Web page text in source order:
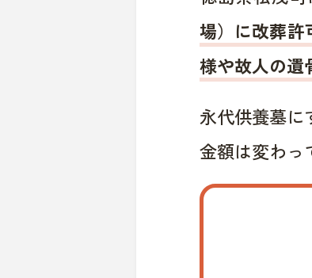
場）に改葬許
様や故人の遺
永代供養墓
金額は変わっ